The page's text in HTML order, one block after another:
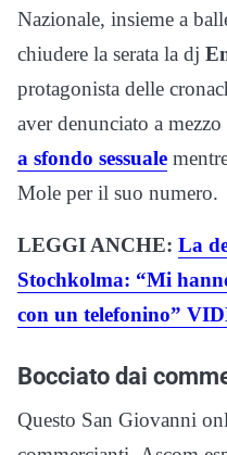
Nazionale, insieme a
chiudere la serata la dj
protagonista delle
aver denunciato a
a sfondo sessuale
Mole per il suo numero.
LEGGI ANCHE: La
Stochkolma: “Mi
con un telefonino”
Bocciato dai
Questo San Giovanni